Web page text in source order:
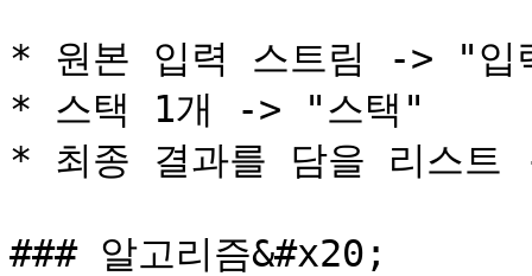
* 원본 입력 스트림 -> "입
* 스택 1개 -> "스택"
* 최종 결과를 담을 리스트
### 알고리즘&#x20;